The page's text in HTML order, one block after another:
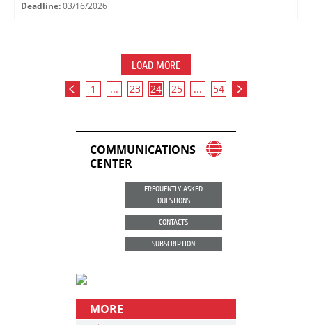
Deadline: 03/16/2026
LOAD MORE
1 ... 23 24 25 ... 54
COMMUNICATIONS
CENTER
FREQUENTLY ASKED
QUESTIONS
CONTACTS
SUBSCRIPTION
MORE